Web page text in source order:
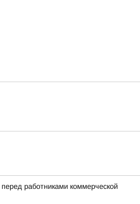
работниками коммерческой